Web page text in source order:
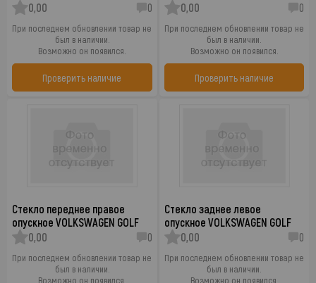
0,00
0
При последнем обновлении товар не
был в наличии.
Возможно он появился.
Проверить наличие
0,00 0
При последнем обновлении товар не
был в наличии.
Возможно он появился.
Проверить наличие
Стекло переднее правое
опускное VOLKSWAGEN GOLF
0,00
0
При последнем обновлении товар не
был в наличии.
Возможно он появился.
Стекло заднее левое
опускное VOLKSWAGEN GOLF
0,00
0
При последнем обновлении товар не
был в наличии.
Возможно он появился.